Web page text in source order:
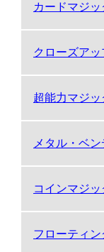
カードマジッ
クローズア
超能力マジッ
メタル・ベ
コインマジッ
フローティ